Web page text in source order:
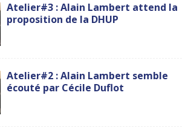
Atelier#3 : Alain Lambert attend la
proposition de la DHUP
Atelier#2 : Alain Lambert semble
écouté par Cécile Duflot